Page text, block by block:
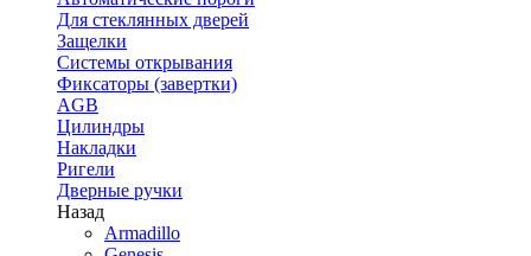
Для стеклянных дверей
Защелки
Системы открывания
Фиксаторы (завертки)
AGB
Цилиндры
Накладки
Ригели
Дверные ручки
Назад
Armadillo